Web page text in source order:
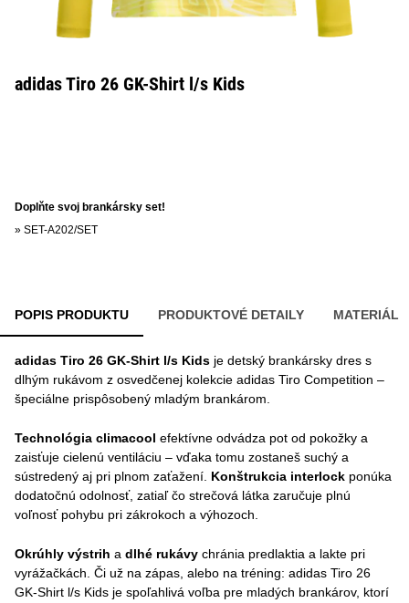
adidas Tiro 26 GK-Shirt l/s Kids
Doplňte svoj brankársky set!
» SET-A202/SET
POPIS PRODUKTU PRODUKTOVÉ DETAILY MATERIÁL
adidas Tiro 26 GK-Shirt l/s Kids je detský brankársky dres s
dlhým rukávom z osvedčenej kolekcie adidas Tiro Competition –
špeciálne prispôsobený mladým brankárom.
Technológia climacool efektívne odvádza pot od pokožky a
zaisťuje cielenú ventiláciu – vďaka tomu zostaneš suchý a
sústredený aj pri plnom zaťažení. Konštrukcia interlock ponúka
dodatočnú odolnosť, zatiaľ čo strečová látka zaručuje plnú
voľnosť pohybu pri zákrokoch a výhozoch.
Okrúhly výstrih a dlhé rukávy chránia predlaktia a lakte pri
vyrážačkách. Či už na zápas, alebo na tréning: adidas Tiro 26
GK-Shirt l/s Kids je spoľahlivá voľba pre mladých brankárov, ktorí